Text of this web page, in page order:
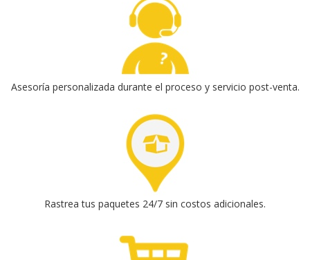
Asesoría personalizada durante el proceso y servicio post-venta.
Rastrea tus paquetes 24/7 sin costos adicionales.